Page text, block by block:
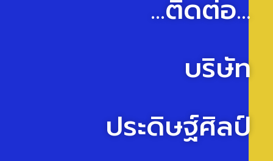
...ติดต่อ...
บริษัท
ประดิษฐ์ศิลป์